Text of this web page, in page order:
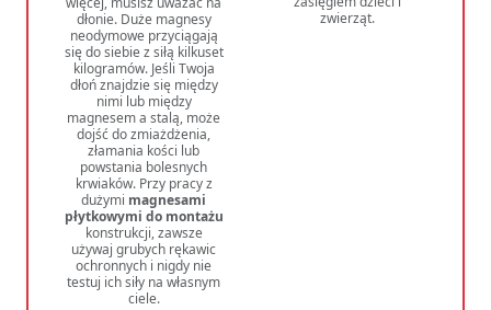
dłonie. Duże magnesy
neodymowe przyciągają
się do siebie z siłą kilkuset
kilogramów. Jeśli Twoja
dłoń znajdzie się między
nimi lub między
magnesem a stalą, może
dojść do zmiażdżenia,
złamania kości lub
powstania bolesnych
krwiaków. Przy pracy z
dużymi magnesami
płytkowymi do montażu
konstrukcji, zawsze
używaj grubych rękawic
ochronnych i nigdy nie
testuj ich siły na własnym
ciele.
zwierząt.